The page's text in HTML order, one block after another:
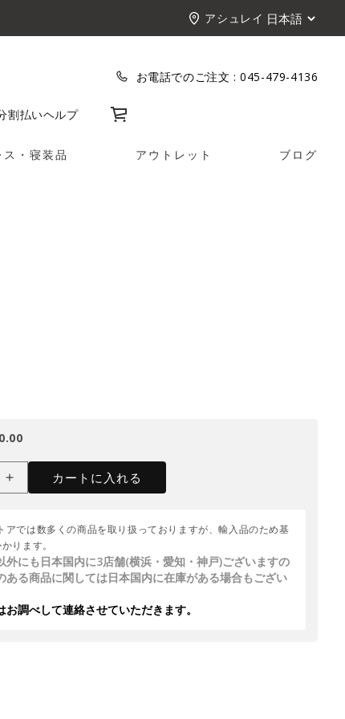
アシュレイ
お電話でのご注文 :045-479-4136
割払いヘルプ カート
・寝装品 アウトレット ブログ
カートに入れる
アでは数多くの商品を取り扱っておりますが、輸入品のため基
ります。
外にも日本国内に3店舗(横浜・愛知・神戸)ございますの
ある商品に関しては日本国内に在庫がある場合もござい
調べして連絡させていただきます。